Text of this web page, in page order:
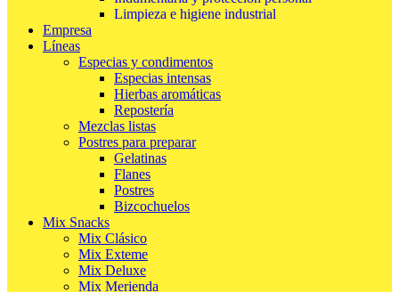
Limpieza e higiene industrial
Empresa
Líneas
Especias y condimentos
Especias intensas
Hierbas aromáticas
Repostería
Mezclas listas
Postres para preparar
Gelatinas
Flanes
Postres
Bizcochuelos
Mix Snacks
Mix Clásico
Mix Exteme
Mix Deluxe
Mix Merienda